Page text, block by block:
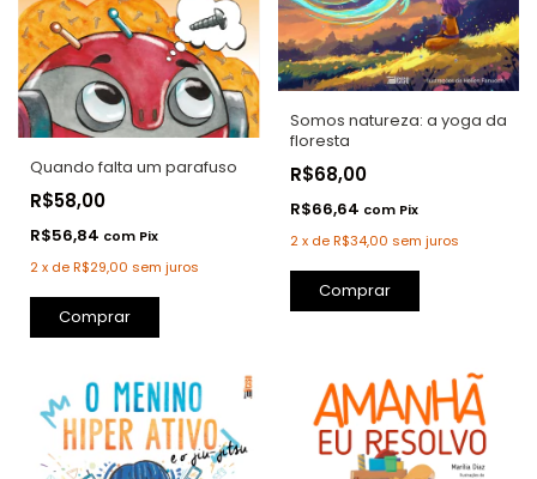
Quando falta um parafuso
R$58,00
R$56,84 com Pix
2x deR$29,00 sem juros
Comprar
Somos natureza: a yoga da
floresta
R$68,00
R$66,64 com Pix
2 x deR$34,00 sem juros
Comprar